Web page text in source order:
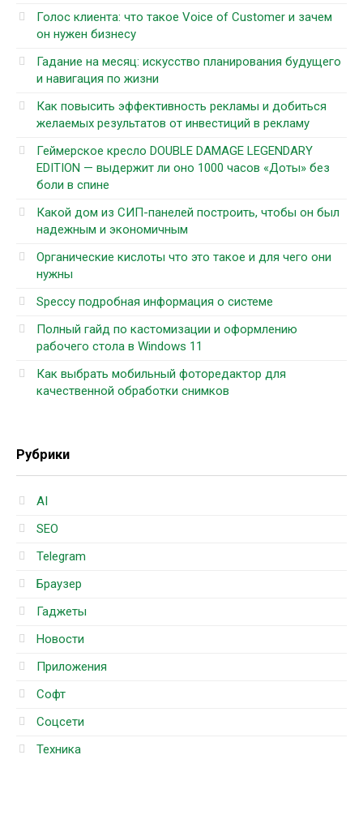
Голос клиента: что такое Voice of Customer и зачем
он нужен бизнесу
Гадание на месяц: искусство планирования будущего
и навигация по жизни
Как повысить эффективность рекламы и добиться
желаемых результатов от инвестиций в рекламу
Геймерское кресло DOUBLE DAMAGE LEGENDARY
EDITION — выдержит ли оно 1000 часов «Доты» без
боли в спине
Какой дом из СИП-панелей построить, чтобы он был
надежным и экономичным
Органические кислоты что это такое и для чего они
нужны
Speccy подробная информация о системе
Полный гайд по кастомизации и оформлению
рабочего стола в Windows 11
Как выбрать мобильный фоторедактор для
качественной обработки снимков
Рубрики
AI
SEO
Telegram
Браузер
Гаджеты
Новости
Приложения
Софт
Соцсети
Техника